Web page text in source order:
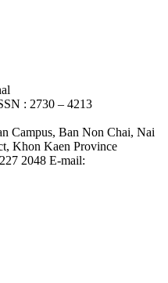
: 2730 – 4213
Campus, Ban Non Chai, Nai
Khon Kaen Province
E-mail: